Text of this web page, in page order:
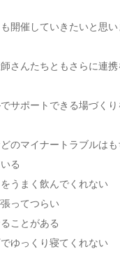
開催していきたいと思い
さんたちともさらに連携
サポートできる場づく
のマイナートラブルはも
る
うまく飲んでくれない
ってつらい
ことがある
ゆっくり寝てくれない